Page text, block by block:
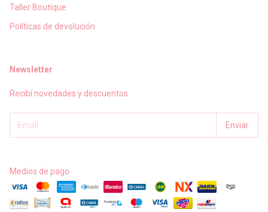
Taller Boutique
Políticas de devolución
Newsletter
Recibí novedades y descuentos
Medios de pago